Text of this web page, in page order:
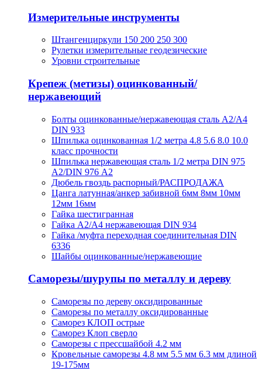
Измерительные инструменты
Штангенциркули 150 200 250 300
Рулетки измерительные геодезические
Уровни строительные
Крепеж (метизы) оцинкованный/
нержавеющий
Болты оцинкованные/нержавеющая сталь А2/А4
DIN 933
Шпилька оцинкованная 1/2 метра 4.8 5.6 8.0 10.0
класс прочности
Шпилька нержавеющая сталь 1/2 метра DIN 975
A2/DIN 976 А2
Дюбель гвоздь распорный/РАСПРОДАЖА
Цанга латунная/анкер забивной 6мм 8мм 10мм
12мм 16мм
Гайка шестигранная
Гайка А2/А4 нержавеющая DIN 934
Гайка /муфта переходная соединительная DIN
6336
Шайбы оцинкованные/нержавеющие
Саморезы/шурупы по металлу и дереву
Саморезы по дереву оксидированные
Саморезы по металлу оксидированные
Саморез КЛОП острые
Саморез Клоп сверло
Саморезы с прессшайбой 4.2 мм
Кровельные саморезы 4.8 мм 5.5 мм 6.3 мм длиной
19-175мм